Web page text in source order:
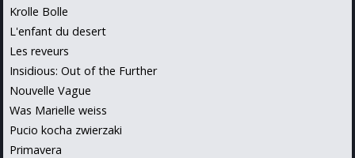
Krolle Bolle
L'enfant du desert
Les reveurs
Insidious: Out of the Further
Nouvelle Vague
Was Marielle weiss
Pucio kocha zwierzaki
Primavera